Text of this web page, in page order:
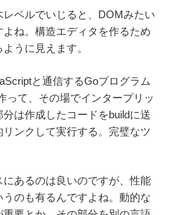
ベルでいじると、DOMみたい
ね。構造エディタを作るため
うに見えます。
と通信するGoプログラム
って、その場でインタープリッ
分は作成したコードをbuildに送
ンクして実行する。完璧なツ
あるのは良いのですが、性能
のも有るんですよね。動的な